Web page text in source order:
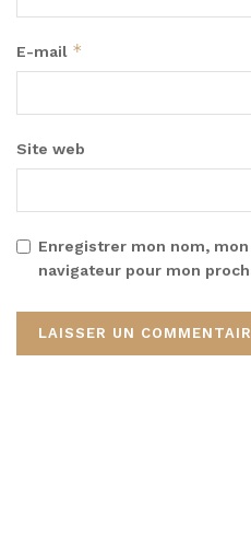
E-mail *
Site web
Enregistrer mon nom,
navigateur pour mon